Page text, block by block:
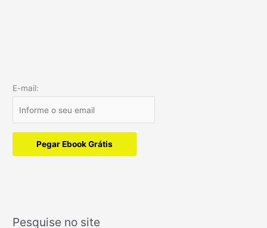
E-mail:
Pegar Ebook Grátis
Pesquise no site